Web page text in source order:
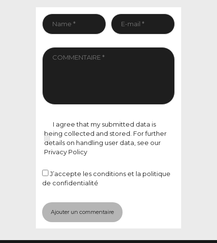
I agree that my submitted data is
being collected and stored. For further
details on handling user data, see our
Privacy Policy
J’accepte les conditions et la politique
de confidentialité